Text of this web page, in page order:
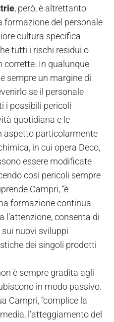
, però, è altrettanto
formazione del personale
cultura specifica
tutti i rischi residui o
corrette. In qualunque
sempre un margine di
se il personale
i possibili pericoli
quotidiana e le
aspetto particolarmente
in cui opera Deco,
essere modificate
così pericoli sempre
Campri, “è
formazione continua
l’attenzione, consenta di
nuovi sviluppi
dei singoli prodotti
è sempre gradita agli
in modo passivo.
Campri, “complice la
l’atteggiamento del